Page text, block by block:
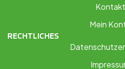
Kontakt
Mein
RECHTLICHES